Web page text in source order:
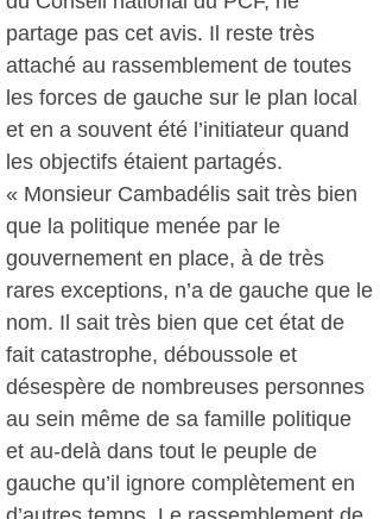
partage pas cet avis. Il reste très
attaché au rassemblement de toutes
les forces de gauche sur le plan local
et en a souvent été l’initiateur quand
les objectifs étaient partagés.
« Monsieur Cambadélis sait très bien
que la politique menée par le
gouvernement en place, à de très
rares exceptions, n’a de gauche que le
nom. Il sait très bien que cet état de
fait catastrophe, déboussole et
désespère de nombreuses personnes
au sein même de sa famille politique
et au-delà dans tout le peuple de
gauche qu’il ignore complètement en